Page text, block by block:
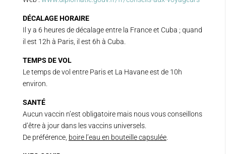
DÉCALAGE HORAIRE
Il y a 6 heures de décalage entre la France et Cuba ; quand
il est 12h à Paris, il est 6h à Cuba.
TEMPS DE VOL
Le temps de vol entre Paris et La Havane est de 10h
environ.
SANTÉ
Aucun vaccin n’est obligatoire mais nous vous conseillons
d’être à jour dans les vaccins universels.
De préférence, boire l’eau en bouteille capsulée.